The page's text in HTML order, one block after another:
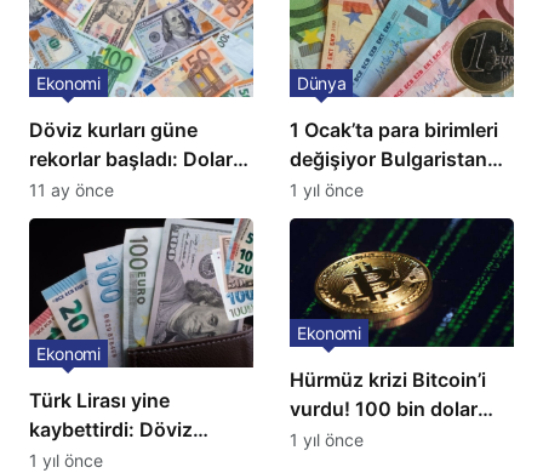
Döviz kurları güne
rekorlar başladı: Dolar
ve euro sert yükseldi
Ekonomi
11 ay önce
1 Ocak’ta para birimleri
değişiyor Bulgaristan
Euro’ya geçiyor
Dünya
1 yıl önce
Türk Lirası yine
kaybettirdi: Döviz
kurları yükseldi
Ekonomi
1 yıl önce
Hürmüz krizi Bitcoin’i
vurdu! 100 bin dolar
seviyesi kırıldı
Ekonomi
1 yıl önce